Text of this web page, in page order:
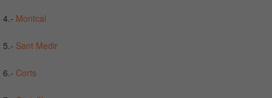
4.- Montcal
5.- Sant Medir
6.- Corts